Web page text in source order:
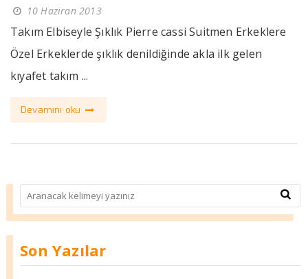
10 Haziran 2013
Takım Elbiseyle Şıklık Pierre cassi Suitmen Erkeklere
Özel Erkeklerde şıklık denildiğinde akla ilk gelen
kıyafet takım ...
Devamını oku
Son Yazılar